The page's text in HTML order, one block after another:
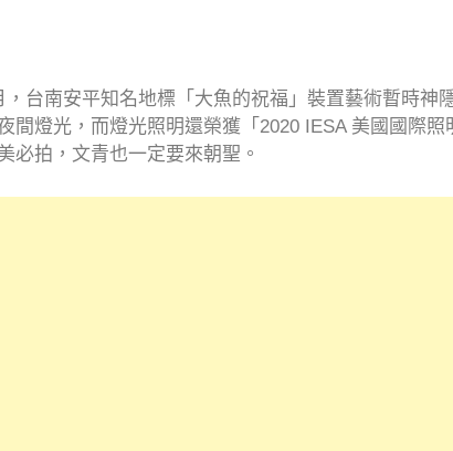
，台南安平知名地標「大魚的祝福」裝置藝術暫時
間燈光，而燈光照明還榮獲「2020 IESA 美國國際
必拍，文青也一定要來朝聖。